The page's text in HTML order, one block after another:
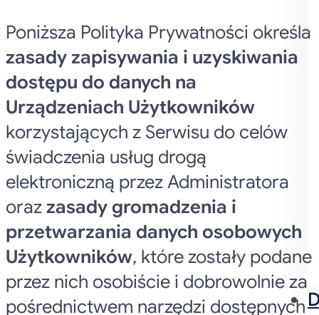
Poniższa Polityka Prywatności określa
zasady zapisywania i uzyskiwania
dostępu do danych na
Urządzeniach Użytkowników
korzystających z Serwisu do celów
świadczenia usług drogą
elektroniczną przez Administratora
orazzasady gromadzenia i
przetwarzania danych osobowych
Użytkowników, które zostały podane
przez nich osobiście i dobrowolnie za
pośrednictwem narzędzi dostępnych